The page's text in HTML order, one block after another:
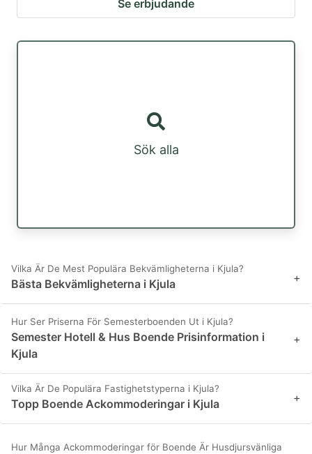
Se erbjudande
Sök alla
Vilka Är De Mest Populära Bekvämligheterna i Kjula?
Bästa Bekvämligheterna i Kjula +
Hur Ser Priserna För Semesterboenden Ut i Kjula?
Semester Hotell & Hus Boende Prisinformation i
Kjula
+
Vilka Är De Populära Fastighetstyperna i Kjula?
Topp Boende Ackommoderingar i Kjula +
Hur Många Ackommoderingar för Boende Är Husdjursvänliga